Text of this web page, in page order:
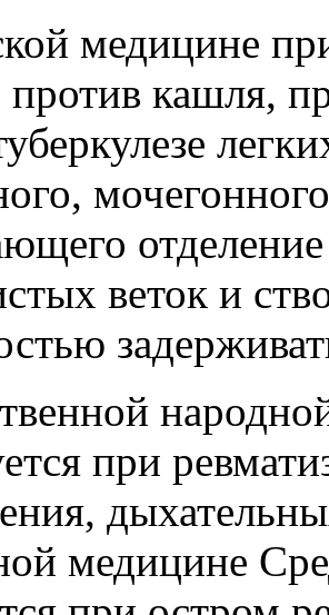
медицине
против кашля,
веток и
при
медицине